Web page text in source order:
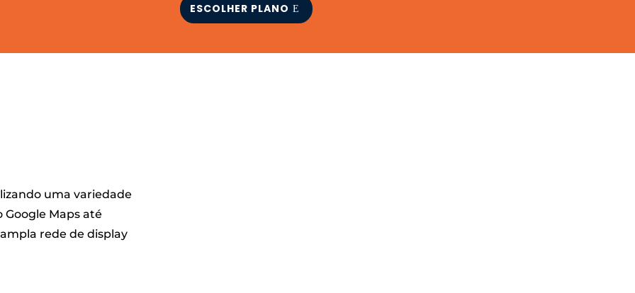
ESCOLHER PLANO
uma variedade
Maps até
rede de display